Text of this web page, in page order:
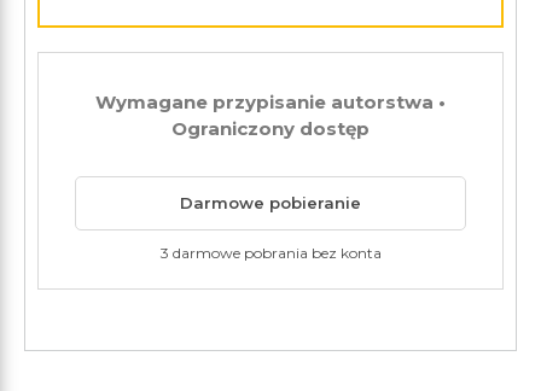
Wymagane przypisanie autorstwa •
Ograniczony dostęp
Darmowe pobieranie
3 darmowe pobrania bez konta